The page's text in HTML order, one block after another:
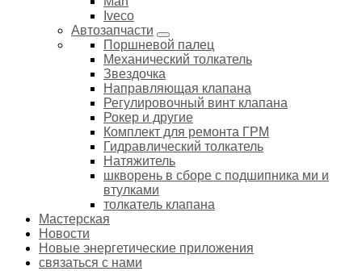
Iveco
Автозапчасти
Поршневой палец
Механический толкатель
Звездочка
Направляющая клапана
Регулировочный винт клапана
Рокер и другие
Комплект для ремонта ГРМ
Гидравлический толкатель
Натяжитель
шкворень в сборе с подшипника ми и
втулками
толкатель клапана
Мастерская
Новости
Новые энергетические приложения
связаться с нами